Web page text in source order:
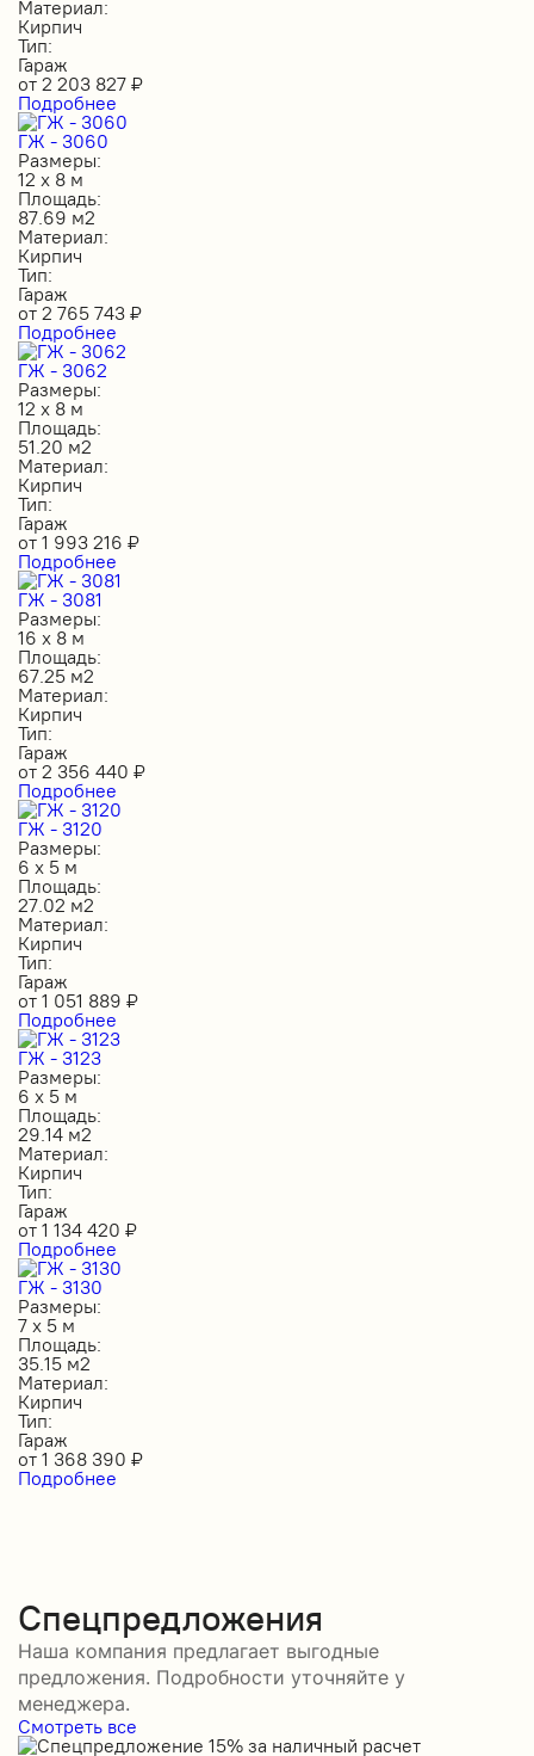
Материал:
Кирпич
Тип:
Гараж
от 2 203 827 ₽
Подробнее
ГЖ - 3060
Размеры:
12 х 8 м
Площадь:
87.69 м2
Материал:
Кирпич
Тип:
Гараж
от 2 765 743 ₽
Подробнее
ГЖ - 3062
Размеры:
12 х 8 м
Площадь:
51.20 м2
Материал:
Кирпич
Тип:
Гараж
от 1 993 216 ₽
Подробнее
ГЖ - 3081
Размеры:
16 х 8 м
Площадь:
67.25 м2
Материал:
Кирпич
Тип:
Гараж
от 2 356 440 ₽
Подробнее
ГЖ - 3120
Размеры:
6 х 5 м
Площадь:
27.02 м2
Материал:
Кирпич
Тип:
Гараж
от 1 051 889 ₽
Подробнее
ГЖ - 3123
Размеры:
6 х 5 м
Площадь:
29.14 м2
Материал:
Кирпич
Тип:
Гараж
от 1 134 420 ₽
Подробнее
ГЖ - 3130
Размеры:
7 х 5 м
Площадь:
35.15 м2
Материал:
Кирпич
Тип:
Гараж
от 1 368 390 ₽
Подробнее
Спецпредложения
Наша компания предлагает выгодные
предложения. Подробности уточняйте у
менеджера.
Смотреть все